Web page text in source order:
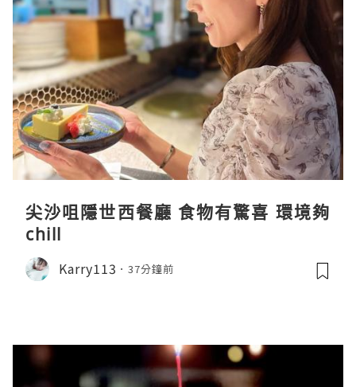
尖沙咀隱世西餐廳 食物有驚喜 環境夠
chill
Karry113 37分鐘前